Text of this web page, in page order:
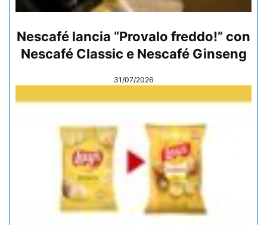
Nescafé lancia “Provalo freddo!” con
Nescafé Classic e Nescafé Ginseng
31/07/2026